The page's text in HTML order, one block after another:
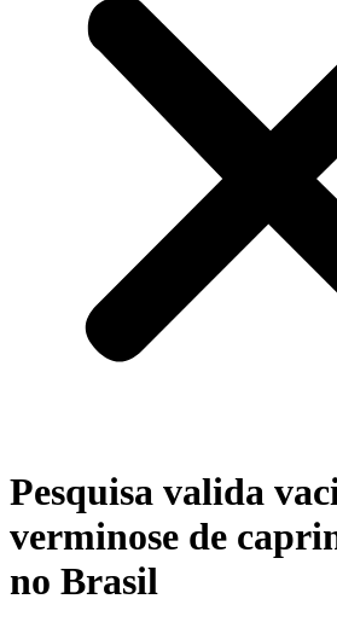
Pesquisa valida
verminose de
no Brasil